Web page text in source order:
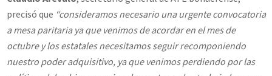
precisó que “consideramos necesario una urgente convocatoria
a mesa paritaria ya que venimos de acordar en el mes de
octubre y los estatales necesitamos seguir recomponiendo
nuestro poder adquisitivo, ya que venimos perdiendo por las